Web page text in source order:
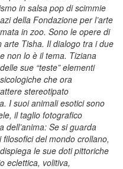
in salsa pop di scimmie
della Fondazione per l’arte
in zoo. Sono le opere di
arte Tisha. Il dialogo tra i due
non lo è il tema. Tiziana
sue “teste” elementi
che ora
stereotipato
I suoi animali esotici sono
il taglio fotografico
dell’anima: Se si guarda
del mondo crollano,
le sue doti pittoriche
eclettica, volitiva,